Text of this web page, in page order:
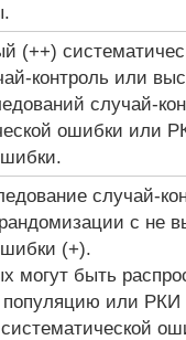
(++)
контроль или
случай-
ошибки или
случай-
с не
(+).
могут быть
или РКИ